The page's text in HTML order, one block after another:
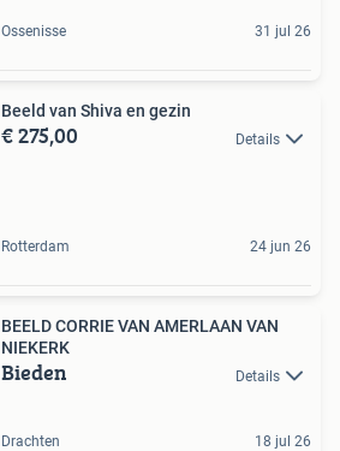
Ossenisse 31 jul 26
Beeld van Shiva en gezin
€ 275,00 Details
Rotterdam 24 jun 26
BEELD CORRIE VAN AMERLAAN VAN
NIEKERK
Bieden Details
Drachten 18 jul 26